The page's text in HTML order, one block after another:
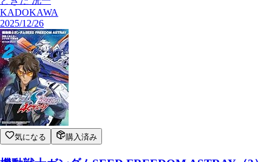
KADOKAWA
2025/12/26
気になる 購入済み